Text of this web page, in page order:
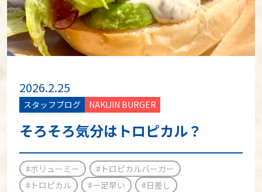
2026.2.25
スタッフブログ NAKIJIN BURGER
そろそろ気分はトロピカル？
#ボリューミー
#トロピカルバーガー
#トロピカル
#一足早い #日差し